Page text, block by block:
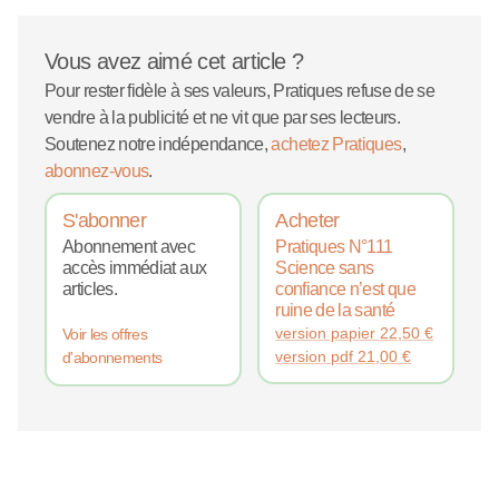
Vous avez aimé cet article ?
Pour rester fidèle à ses valeurs, Pratiques refuse de se
vendre à la publicité et ne vit que par ses lecteurs.
Soutenez notre indépendance,achetez Pratiques,
abonnez-vous.
S'abonner
Abonnement avec
accès immédiat aux
articles.
Voir les offres
d'abonnements
Acheter
Pratiques N°111
Science sans
confiance n’est que
ruine de la santé
version papier 22,50€
version pdf 21,00€